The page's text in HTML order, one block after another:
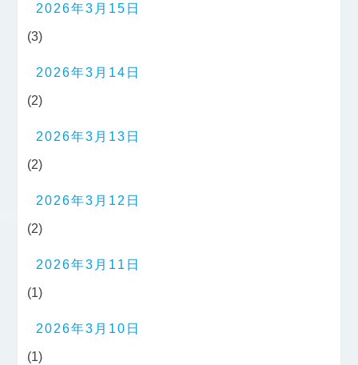
2026年3月15日
(3)
2026年3月14日
(2)
2026年3月13日
(2)
2026年3月12日
(2)
2026年3月11日
(1)
2026年3月10日
(1)